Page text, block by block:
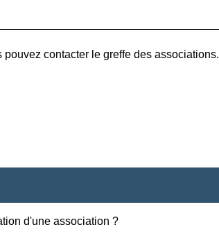
contacter le greffe des associations.
d'une association ?